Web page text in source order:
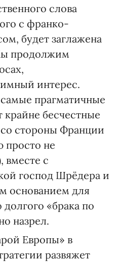
слова
с франко-
будет заглажена
продолжим
интерес.
прагматичные
бесчестные
стороны Франции
просто не
вместе с
господ Шрёдера и
основанием для
«брака по
назрел.
Европы» в
развяжет